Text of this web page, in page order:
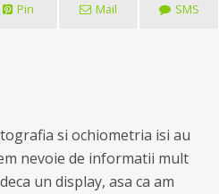
Pin Mail SMS
si ochiometria isi au
nevoie de informatii mult
un display, asa ca am